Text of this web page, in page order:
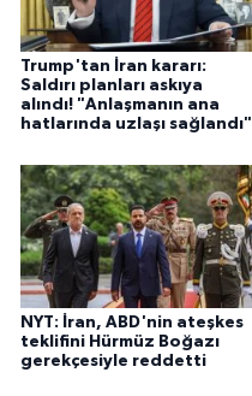
Trump'tan İran kararı:
Saldırı planları askıya
alındı! "Anlaşmanın ana
hatlarında uzlaşı sağlandı"
NYT: İran, ABD'nin ateşkes
teklifini Hürmüz Boğazı
gerekçesiyle reddetti